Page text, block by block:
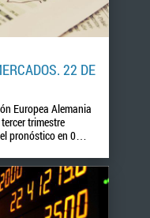
22 DE
Europea Alemania
trimestre
pronóstico en 0…